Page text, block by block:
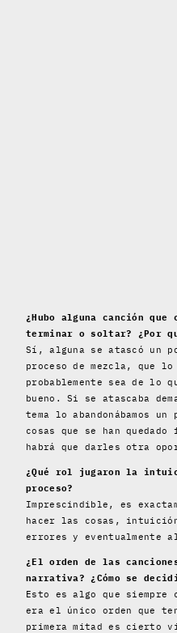
¿Hubo alguna canción que
terminar o soltar? ¿Por
Sí, alguna se atascó un
proceso de mezcla, que lo
probablemente sea de lo
bueno. Si se atascaba
tema lo abandonábamos
cosas que se han
habrá que darles otra
¿Qué rol jugaron la
proceso?
Imprescindible, es
hacer las cosas,
errores y eventualmente
¿El orden de las
narrativa? ¿Cómo se
Esto es algo que siempre
era el único orden que
primera mitad es cierto